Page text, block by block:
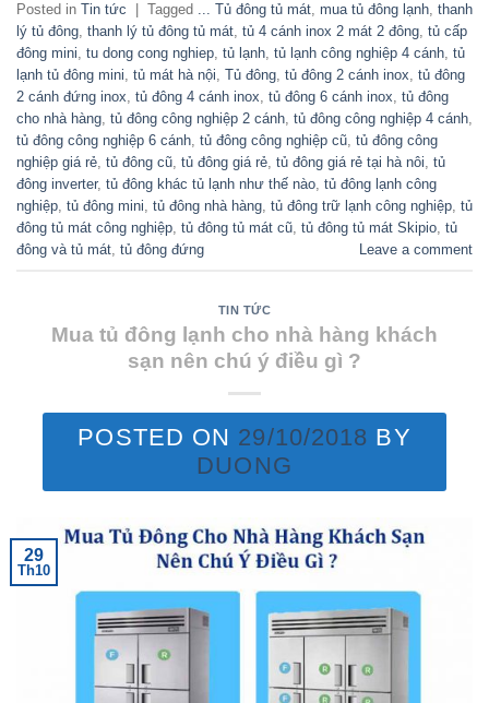
Posted in Tin tức Tagged ... Tủ đông tủ mát, mua tủ đông lạnh, thanh
lý tủ đông, thanh lý tủ đông tủ mát, tủ 4 cánh inox 2 mát 2 đông, tủ cấp
đông mini, tu dong cong nghiep, tủ lạnh, tủ lạnh công nghiệp 4 cánh, tủ
lạnh tủ đông mini, tủ mát hà nội, Tủ đông, tủ đông 2 cánh inox, tủ đông
2 cánh đứng inox, tủ đông 4 cánh inox, tủ đông 6 cánh inox, tủ đông
cho nhà hàng, tủ đông công nghiệp 2 cánh, tủ đông công nghiệp 4 cánh,
tủ đông công nghiệp 6 cánh, tủ đông công nghiệp cũ, tủ đông công
nghiệp giá rẻ, tủ đông cũ, tủ đông giá rẻ, tủ đông giá rẻ tại hà nôi, tủ
đông inverter, tủ đông khác tủ lạnh như thế nào, tủ đông lạnh công
nghiệp, tủ đông mini, tủ đông nhà hàng, tủ đông trữ lạnh công nghiệp, tủ
đông tủ mát công nghiệp, tủ đông tủ mát cũ, tủ đông tủ mát Skipio, tủ
đông và tủ mát, tủ đông đứng Leave a comment
TIN TỨC
Mua tủ đông lạnh cho nhà hàng khách
sạn nên chú ý điều gì ?
POSTED ON 29/10/2018 BY
DUONG
29
Th10